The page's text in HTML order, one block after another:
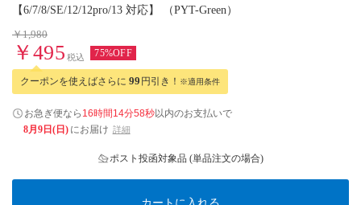
【6/7/8/SE/12/12pro/13 対応】 （PYT-Green）
￥1,980
￥495 税込 75%OFF
クーポンを使えばさらに 99 円引き！ ※適用条件
お急ぎ便なら 16時間14分58秒以内のお支払いで
8月9日(日) にお届け 詳細
ポスト投函対象品 (単品注文の場合)